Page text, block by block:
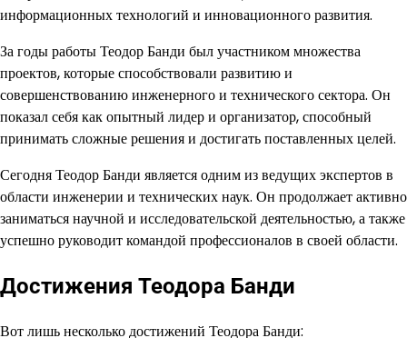
информационных технологий и инновационного развития.
За годы работы Теодор Банди был участником множества
проектов, которые способствовали развитию и
совершенствованию инженерного и технического сектора. Он
показал себя как опытный лидер и организатор, способный
принимать сложные решения и достигать поставленных целей.
Сегодня Теодор Банди является одним из ведущих экспертов в
области инженерии и технических наук. Он продолжает активно
заниматься научной и исследовательской деятельностью, а также
успешно руководит командой профессионалов в своей области.
Достижения Теодора Банди
Вот лишь несколько достижений Теодора Банди: